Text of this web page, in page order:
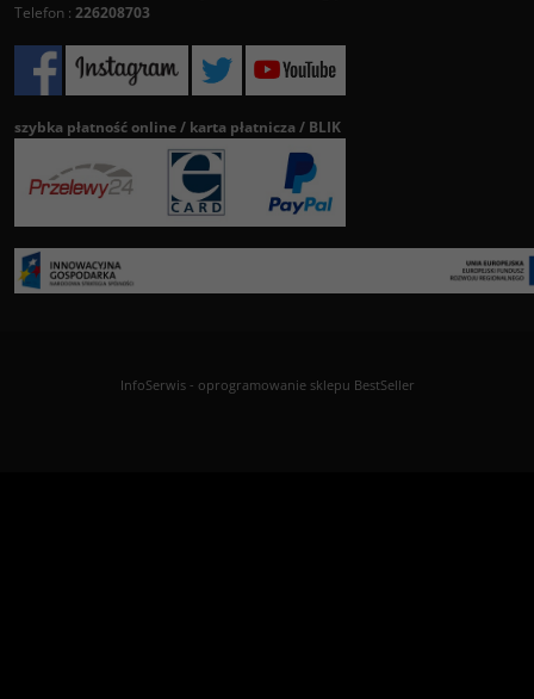
Telefon : 226208703
szybka płatność online / karta płatnicza / BLIK
InfoSerwis- oprogramowanie sklepu BestSeller